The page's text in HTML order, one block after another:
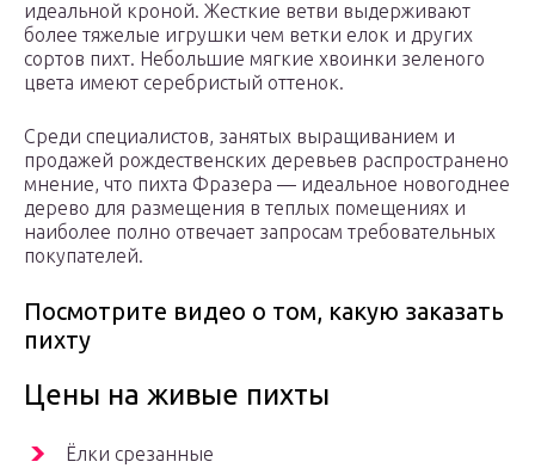
идеальной кроной. Жесткие ветви выдерживают
более тяжелые игрушки чем ветки елок и других
сортов пихт. Небольшие мягкие хвоинки зеленого
цвета имеют серебристый оттенок.
Среди специалистов, занятых выращиванием и
продажей рождественских деревьев распространено
мнение, что пихта Фразера — идеальное новогоднее
дерево для размещения в теплых помещениях и
наиболее полно отвечает запросам требовательных
покупателей.
Посмотрите видео о том, какую заказать
пихту
Цены на живые пихты
Ёлки срезанные